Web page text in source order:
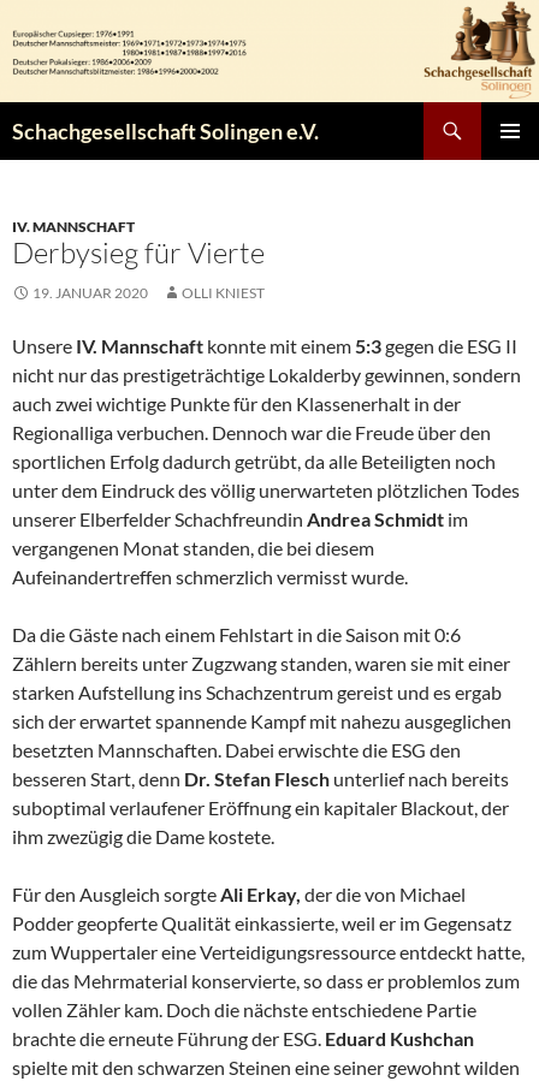
Inhalt
springen
Schachgesellschaft Solingen e.V.
IV. MANNSCHAFT
Derbysieg für Vierte
19. JANUAR 2020 OLLI KNIEST
Unsere IV. Mannschaft konnte mit einem5:3gegen die ESG II
nicht nur das prestigeträchtige Lokalderby gewinnen, sondern
auch zwei wichtige Punkte für den Klassenerhalt in der
Regionalliga verbuchen. Dennoch war die Freude über den
sportlichen Erfolg dadurch getrübt, da alle Beteiligten noch
unter dem Eindruck des völlig unerwarteten plötzlichen Todes
unserer Elberfelder Schachfreundin Andrea Schmidt im
vergangenen Monat standen, die bei diesem
Aufeinandertreffen schmerzlich vermisst wurde.
Da die Gäste nach einem Fehlstart in die Saison mit 0:6
Zählern bereits unter Zugzwang standen, waren sie mit einer
starken Aufstellung ins Schachzentrum gereist und es ergab
sich der erwartet spannende Kampf mit nahezu ausgeglichen
besetzten Mannschaften. Dabei erwischte die ESG den
besseren Start, denn Dr. Stefan Flesch unterlief nach bereits
suboptimal verlaufener Eröffnung ein kapitaler Blackout, der
ihm zwezügig die Dame kostete.
Für den Ausgleich sorgteAli Erkay, der die von Michael
Podder geopferte Qualität einkassierte, weil er im Gegensatz
zum Wuppertaler eine Verteidigungsressource entdeckt hatte,
die das Mehrmaterial konservierte, so dass er problemlos zum
vollen Zähler kam. Doch die nächste entschiedene Partie
brachte die erneute Führung der ESG. Eduard Kushchan
spielte mit den schwarzen Steinen eine seiner gewohnt wilden